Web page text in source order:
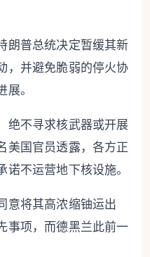
朗普总统决定暂缓其新
，并避免脆弱的停火协
。
绝不寻求核武器或开展
美国官员透露，各方正
不运营地下核设施。
意将其高浓缩铀运出
事项，而德黑兰此前一